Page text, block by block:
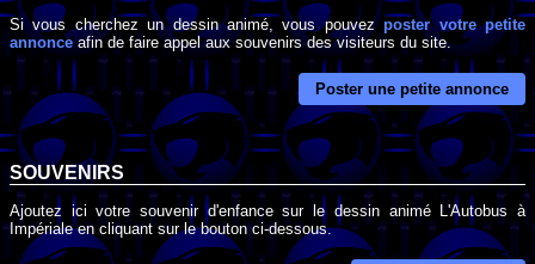
Si vous cherchez un dessin animé, vous pouvezposter votre petite
annonceafin de faire appel aux souvenirs des visiteurs du site.
Poster une petite annonce
SOUVENIRS
Ajoutez ici votre souvenir d'enfance sur le dessin animé L'Autobus à
Impériale en cliquant sur le bouton ci-dessous.